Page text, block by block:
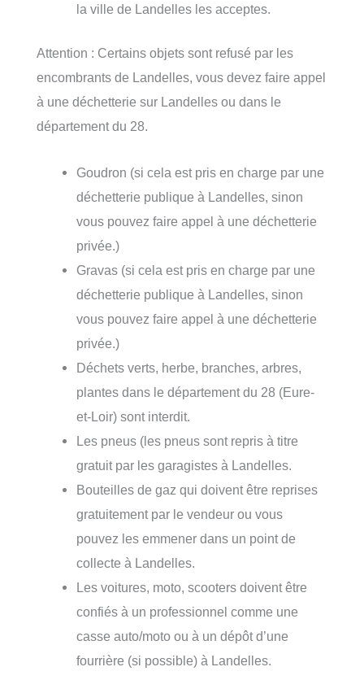
la ville de Landelles les acceptes.
Attention : Certains objets sont refusé par les
encombrants de Landelles, vous devez faire appel
à une déchetterie sur Landelles ou dans le
département du 28.
Goudron (si cela est pris en charge par une
déchetterie publique à Landelles, sinon
vous pouvez faire appel à une déchetterie
privée.)
Gravas (si cela est pris en charge par une
déchetterie publique à Landelles, sinon
vous pouvez faire appel à une déchetterie
privée.)
Déchets verts, herbe, branches, arbres,
plantes dans le département du 28 (Eure-
et-Loir) sont interdit.
Les pneus (les pneus sont repris à titre
gratuit par les garagistes à Landelles.
Bouteilles de gaz qui doivent être reprises
gratuitement par le vendeur ou vous
pouvez les emmener dans un point de
collecte à Landelles.
Les voitures, moto, scooters doivent être
confiés à un professionnel comme une
casse auto/moto ou à un dépôt d’une
fourrière (si possible) à Landelles.